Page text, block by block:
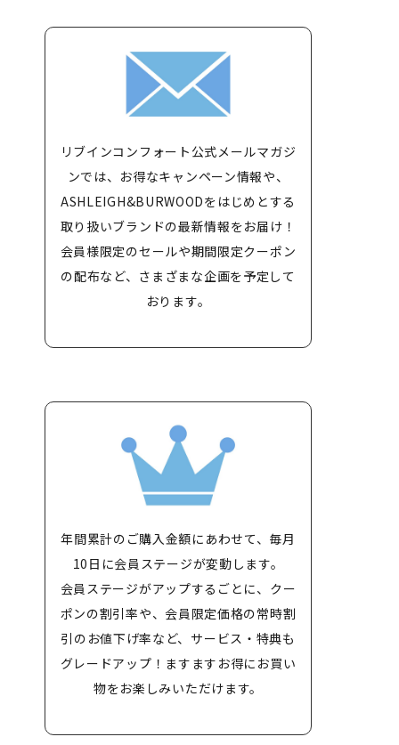
リブインコンフォート公式メールマガジ
ンでは、お得なキャンペーン情報や、
ASHLEIGH&BURWOODをはじめとする
取り扱いブランドの最新情報をお届け！
会員様限定のセールや期間限定クーポン
の配布など、さまざまな企画を予定して
おります。
年間累計のご購入金額にあわせて、毎月
10日に会員ステージが変動します。
会員ステージがアップするごとに、クー
ポンの割引率や、会員限定価格の常時割
引のお値下げ率など、サービス・特典も
グレードアップ！ますますお得にお買い
物をお楽しみいただけます。